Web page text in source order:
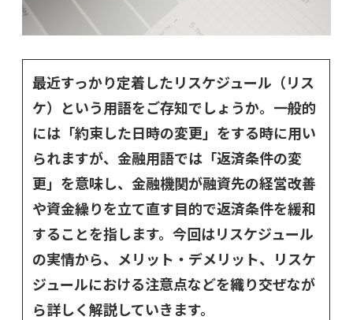
最近すっかり定着したリスケジュール（リス
ケ）という用語をご存知でしょうか。一般的
には「約束した日時の変更」をする時に用い
られますが、金融用語では「返済条件の変
更」を意味し、金融機関が融資先の経営改善
や資金繰りを立て直す目的で返済条件を緩和
することを指します。今回はリスケジュール
の実情から、メリット・デメリット、リスケ
ジュールにおける注意点などを織り交ぜなが
ら詳しく解説していきます。